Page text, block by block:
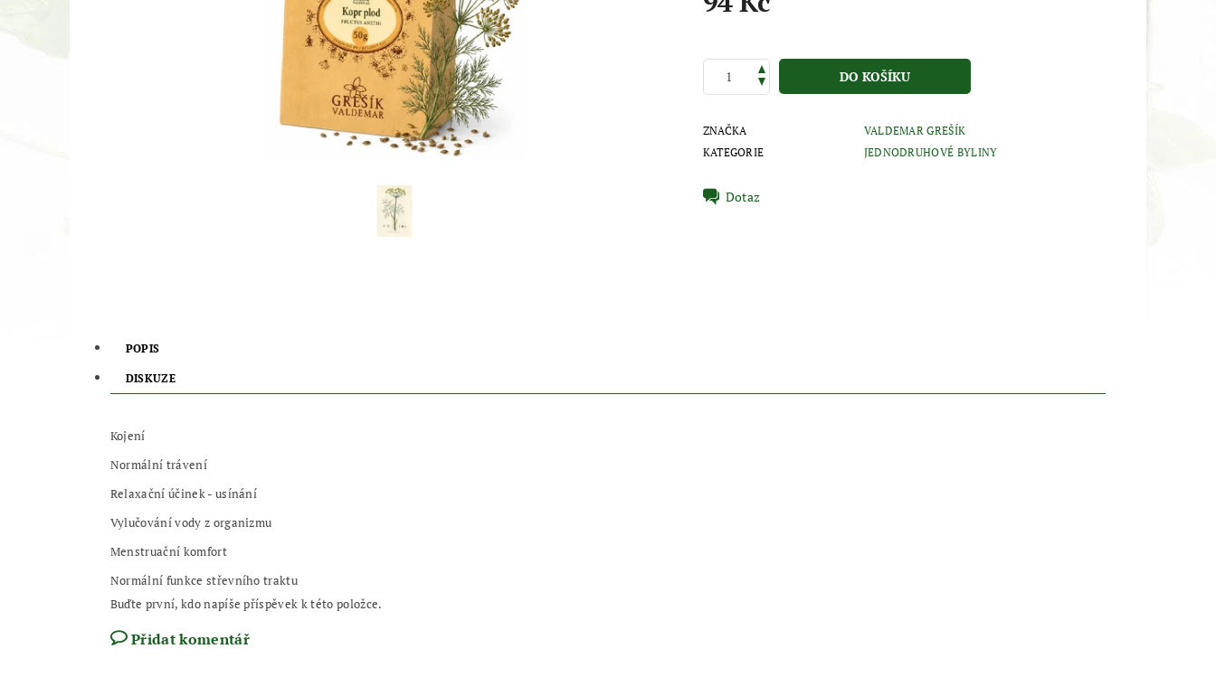
ZNAČKA
VALDEMAR GREŠÍK
KATEGORIE
JEDNODRUHOVÉ BYLINY
Dotaz
POPIS
DISKUZE
Kojení
Normální trávení
Relaxační účinek - usínání
Vylučování vody z organizmu
Menstruační komfort
Normální funkce střevního traktu
Buďte první, kdo napíše příspěvek k této položce.
Přidat komentář